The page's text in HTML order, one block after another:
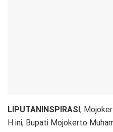
LIPUTANINSPIRASI,
H ini, Bupati Mojokerto